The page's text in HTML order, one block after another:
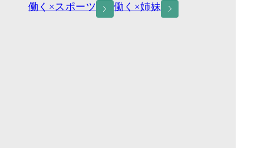
働く×スポーツ 働く×姉妹